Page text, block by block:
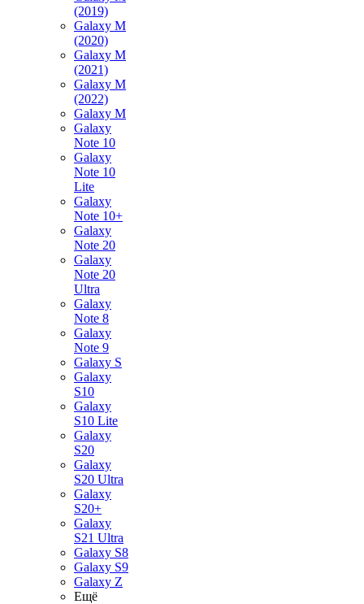
(2019)
Galaxy M
(2020)
Galaxy M
(2021)
Galaxy M
(2022)
Galaxy M
Galaxy
Note 10
Galaxy
Note 10
Lite
Galaxy
Note 10+
Galaxy
Note 20
Galaxy
Note 20
Ultra
Galaxy
Note 8
Galaxy
Note 9
Galaxy S
Galaxy
S10
Galaxy
S10 Lite
Galaxy
S20
Galaxy
S20 Ultra
Galaxy
S20+
Galaxy
S21 Ultra
Galaxy S8
Galaxy S9
Galaxy Z
Ещё